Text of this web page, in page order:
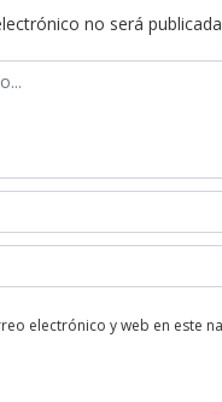
no será
electrónico y web en este